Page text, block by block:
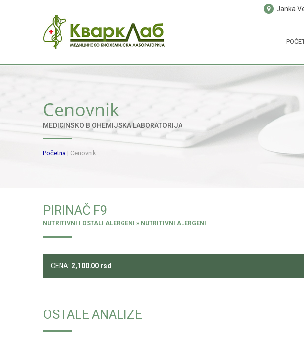
Janka
Cenovnik
MEDICINSKO BIOHEMIJSKA LABORATORIJA
Početna | Cenovnik
PIRINAČ F9
NUTRITIVNI I OSTALI ALERGENI » NUTRITIVNI ALERGENI
CENA: 2,100.00 rsd
OSTALE ANALIZE